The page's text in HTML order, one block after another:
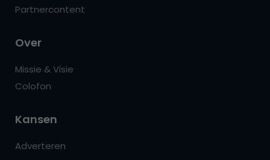
Partnercontent
Over
Missie & Visie
Colofon
Kansen
Adverteren